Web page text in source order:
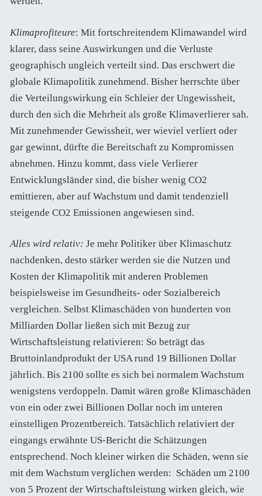
Klimaprofiteure: Mit fortschreitendem Klimawandel wird
klarer, dass seine Auswirkungen und die Verluste
geographisch ungleich verteilt sind. Das erschwert die
globale Klimapolitik zunehmend. Bisher herrschte über
die Verteilungswirkung ein Schleier der Ungewissheit,
durch den sich die Mehrheit als große Klimaverlierer sah.
Mit zunehmender Gewissheit, wer wieviel verliert oder
gar gewinnt, dürfte die Bereitschaft zu Kompromissen
abnehmen. Hinzu kommt, dass viele Verlierer
Entwicklungsländer sind, die bisher wenig CO2
emittieren, aber auf Wachstum und damit tendenziell
steigende CO2 Emissionen angewiesen sind.
Alles wird relativ: Je mehr Politiker über Klimaschutz
nachdenken, desto stärker werden sie die Nutzen und
Kosten der Klimapolitik mit anderen Problemen
beispielsweise im Gesundheits- oder Sozialbereich
vergleichen. Selbst Klimaschäden von hunderten von
Milliarden Dollar ließen sich mit Bezug zur
Wirtschaftsleistung relativieren: So beträgt das
Bruttoinlandprodukt der USA rund 19 Billionen Dollar
jährlich. Bis 2100 sollte es sich bei normalem Wachstum
wenigstens verdoppeln. Damit wären große Klimaschäden
von ein oder zwei Billionen Dollar noch im unteren
einstelligen Prozentbereich. Tatsächlich relativiert der
eingangs erwähnte US-Bericht die Schätzungen
entsprechend. Noch kleiner wirken die Schäden, wenn sie
mit dem Wachstum verglichen werden: Schäden um 2100
von 5 Prozent der Wirtschaftsleistung wirken gleich, wie